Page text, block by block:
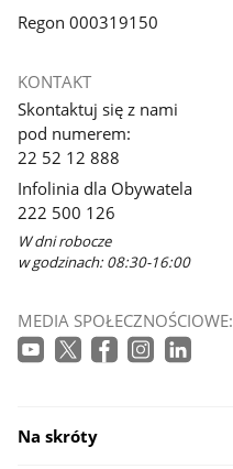
Regon 000319150
KONTAKT
Skontaktuj się z nami
pod numerem:
22 52 12 888
Infolinia dla Obywatela
222 500 126
W dni robocze
w godzinach: 08:30-16:00
MEDIA SPOŁECZNOŚCIOWE:
Na skróty